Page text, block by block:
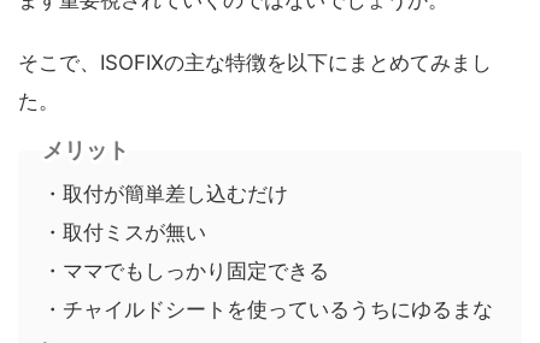
そこで、ISOFIXの主な特徴を以下にまとめてみまし
た。
メリット
・取付が簡単差し込むだけ
・取付ミスが無い
・ママでもしっかり固定できる
・チャイルドシートを使っているうちにゆるまな